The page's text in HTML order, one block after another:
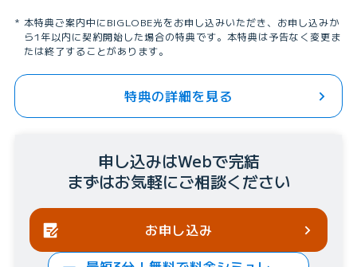
本特典ご案内中にBIGLOBE光をお申し込みいただき、お申し込みか
ら1年以内に契約開始した場合の特典です。本特典は予告なく変更ま
たは終了することがあります。
特典の詳細を見る
申し込みはWebで完結
まずはお気軽にご相談ください
お申し込み